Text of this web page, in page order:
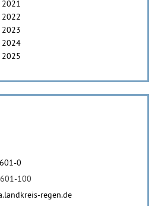
2024
0
100
regen.de